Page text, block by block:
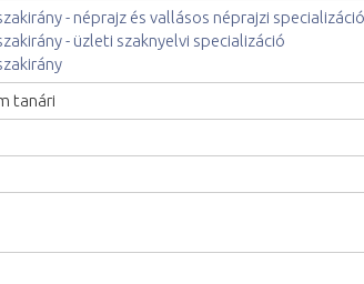
- néprajz és vallásos néprajzi specializáció
- üzleti szaknyelvi specializáció
tanári